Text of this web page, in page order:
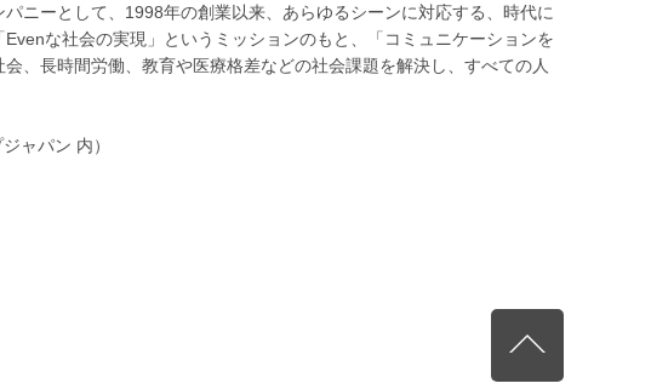
ニーとして、1998年の創業以来、あらゆるシーンに対応する、時代に
な社会の実現」というミッションのもと、「コミュニケーションを
、長時間労働、教育や医療格差などの社会課題を解決し、すべての人
ャパン 内）